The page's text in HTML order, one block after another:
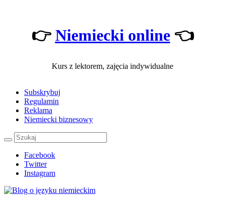
👉Niemiecki online👈
Kurs z lektorem, zajęcia indywidualne
Subskrybuj
Regulamin
Reklama
Niemiecki biznesowy
Facebook
Twitter
Instagram